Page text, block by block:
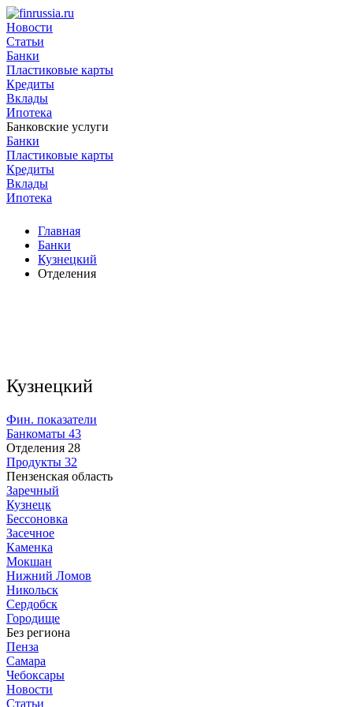
Новости
Статьи
Банки
Пластиковые карты
Кредиты
Вклады
Ипотека
Банковские услуги
Банки
Пластиковые карты
Кредиты
Вклады
Ипотека
Главная
Банки
Кузнецкий
Отделения
Кузнецкий
Фин. показатели
Банкоматы 43
Отделения 28
Продукты 32
Пензенская область
Заречный
Кузнецк
Бессоновка
Засечное
Каменка
Мокшан
Нижний Ломов
Никольск
Сердобск
Городище
Без региона
Пенза
Самара
Чебоксары
Новости
Статьи